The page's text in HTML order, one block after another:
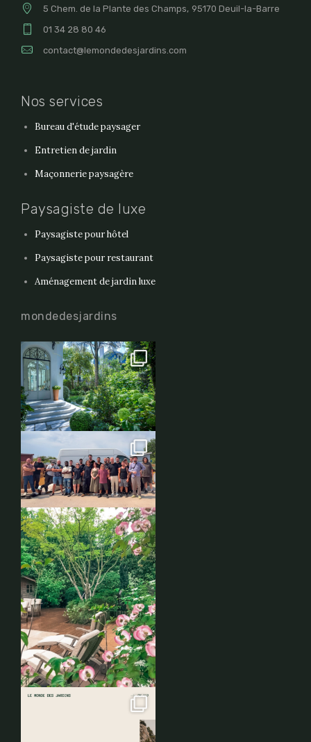
5 Chem. de la Plante des Champs, 95170 Deuil-la-Barre
01 34 28 80 46
contact@lemondedesjardins.com
Nos services
Bureau d'étude paysager
Entretien de jardin
Maçonnerie paysagère
Paysagiste de luxe
Paysagiste pour hôtel
Paysagiste pour restaurant
Aménagement de jardin luxe
mondedesjardins